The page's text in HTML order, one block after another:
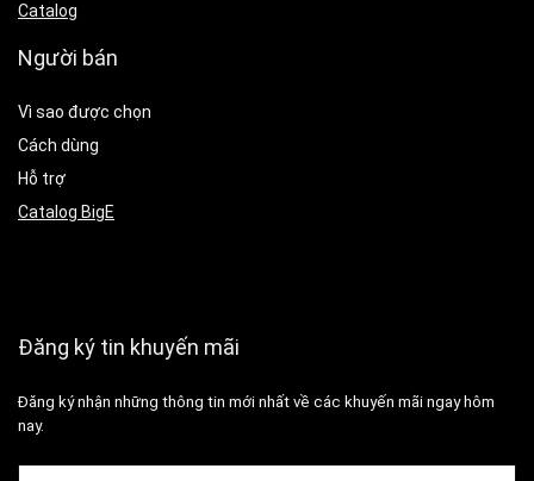
Catalog
Người bán
Vì sao được chọn
Cách dùng
Hỗ trợ
Catalog BigE
Đăng ký tin khuyến mãi
Đăng ký nhận những thông tin mới nhất về các khuyến mãi ngay hôm
nay.